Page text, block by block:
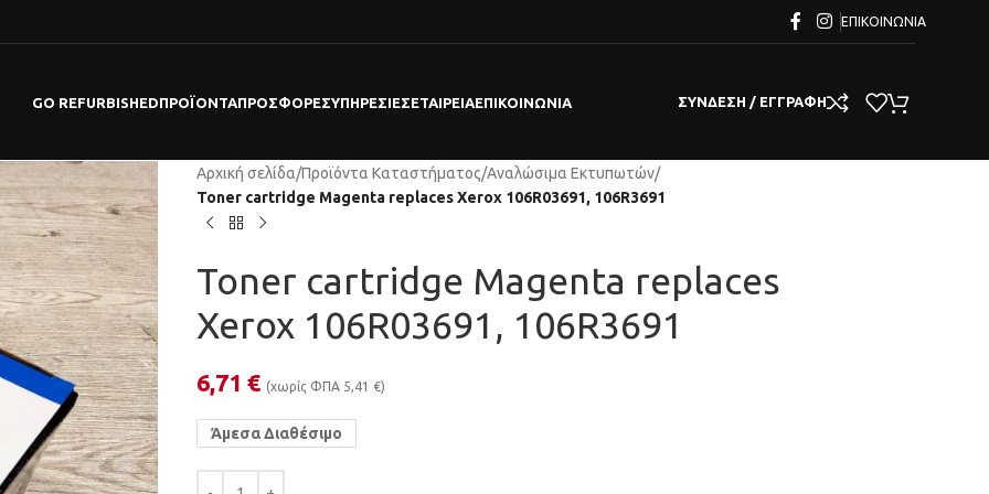
ΕΠΙΚΟΙΝΩΝΊΑ
GO REFURBISHEDΠΡΟΪΌΝΤΑΠΡΟΣΦΟΡΕΣΥΠΗΡΕΣΊΕΣΕΤΑΙΡΕΊΑΕΠΙΚΟΙΝΩΝΊΑ ΣΎΝΔΕΣΗ / ΕΓΓΡΑΦΉ
Αρχική σελίδα/Προϊόντα Καταστήματος/Αναλώσιμα Εκτυπωτών/
Toner cartridge Magenta replaces Xerox 106R03691, 106R3691
Toner cartridge Magenta replaces
Xerox 106R03691, 106R3691
6,71 € (χωρίς ΦΠΑ 5,41 €)
Άμεσα Διαθέσιμο